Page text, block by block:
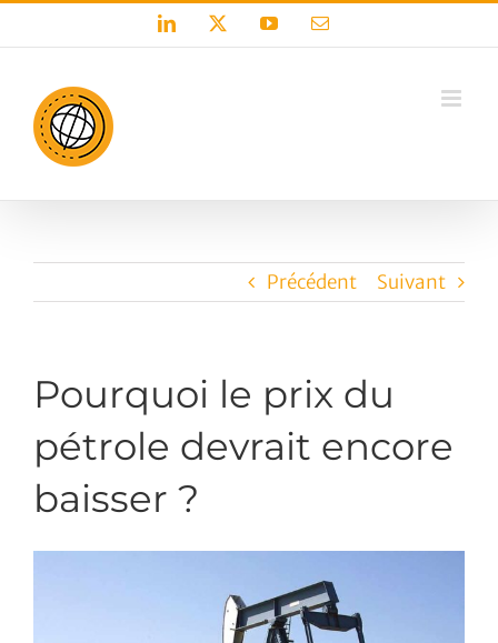
LinkedIn YouTubeEmail
Précédent Suivant
Pourquoi le prix du
pétrole devrait encore
baisser ?